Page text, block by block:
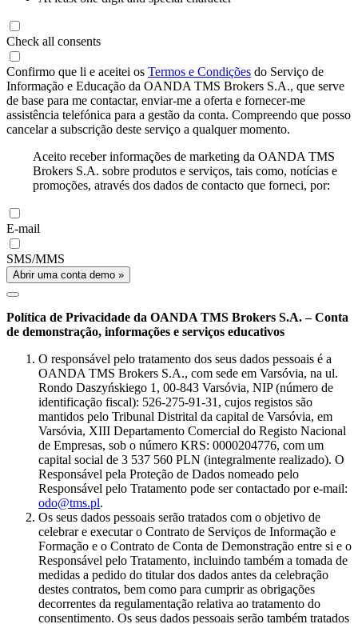
Check all consents
Confirmo que li e aceitei os Termos e Condições do Serviço de
Informação e Educação da OANDA TMS Brokers S.A., que serve
de base para me contactar, enviar-me a oferta e fornecer-me
assistência telefónica para a gestão da conta. Compreendo que posso
cancelar a subscrição deste serviço a qualquer momento.
Aceito receber informações de marketing da OANDA TMS
Brokers S.A. sobre produtos e serviços, tais como, notícias e
promoções, através dos dados de contacto que forneci, por:
E-mail
SMS/MMS
Abrir uma conta demo »
Política de Privacidade da OANDA TMS Brokers S.A. – Conta
de demonstração, informações e serviços educativos
O responsável pelo tratamento dos seus dados pessoais é a
OANDA TMS Brokers S.A., com sede em Varsóvia, na ul.
Rondo Daszyńskiego 1, 00-843 Varsóvia, NIP (número de
identificação fiscal): 526-275-91-31, cujos registos são
mantidos pelo Tribunal Distrital da capital de Varsóvia, em
Varsóvia, XIII Departamento Comercial do Registo Nacional
de Empresas, sob o número KRS: 0000204776, com um
capital social de 3 537 560 PLN (integralmente realizado). O
Responsável pela Proteção de Dados nomeado pelo
Responsável pelo Tratamento pode ser contactado por e-mail:
odo@tms.pl.
Os seus dados pessoais serão tratados com o objetivo de
celebrar e executar o Contrato de Serviços de Informação e
Formação e o Contrato de Conta de Demonstração entre si e o
Responsável pelo Tratamento, incluindo também a tomada de
medidas a pedido do titular dos dados antes da celebração
destes contratos, bem como para cumprir as obrigações
decorrentes da regulamentação relativa ao tratamento do
consentimento. Os seus dados pessoais serão também tratados